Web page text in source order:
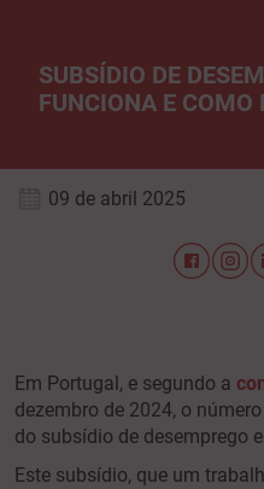
SUBSÍDIO DE
FUNCIONA E COMO
09 de abril 2025
Em Portugal, e segundo a
dezembro de 2024, o
do subsídio de desemprego
Este subsídio, que um